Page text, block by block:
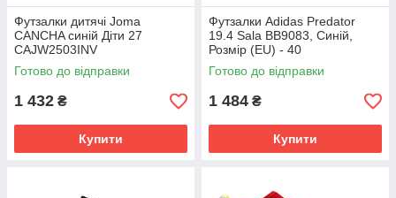
Футзалки дитячі Joma
CANCHA синій Діти 27
CAJW2503INV
Готово до відправки
1 432 ₴
Купити
Футзалки Adidas Predator
19.4 Sala BB9083, Синій,
Розмір (EU) - 40
Готово до відправки
1 484 ₴
Купити